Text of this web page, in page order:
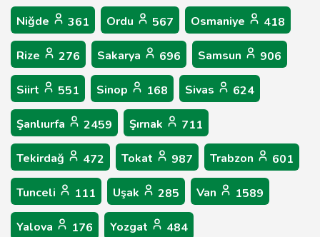
Niğde 361 Ordu 567 Osmaniye 418
Rize 276 Sakarya 696 Samsun 906
Siirt 551 Sinop 168 Sivas 624
Şanlıurfa 2459 Şırnak 711
Tekirdağ 472 Tokat 987 Trabzon 601
Tunceli 111 Uşak 285 Van 1589
Yalova 176 Yozgat 484